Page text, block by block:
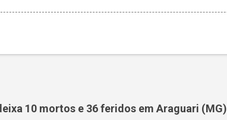
10 mortos e 36 feridos em Araguari (MG)